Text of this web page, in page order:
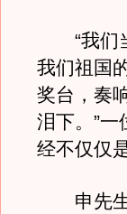
“我们当
我们祖国
奖台，奏
泪下。”
经不仅仅
申先生